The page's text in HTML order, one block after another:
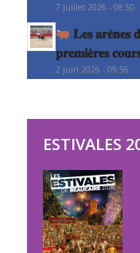
7 juillet 2026 - 08:50
𝐋𝐞𝐬 𝐚𝐫𝐞̀𝐧𝐞𝐬
𝐩𝐫𝐞𝐦𝐢𝐞̀𝐫𝐞𝐬
2 juin 2026 - 09:56
ESTIVALES